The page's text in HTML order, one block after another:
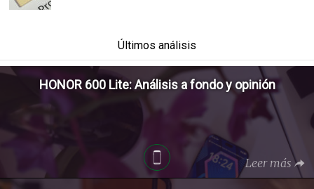
Últimos análisis
HONOR 600 Lite: Análisis a fondo y opinión
Leer más